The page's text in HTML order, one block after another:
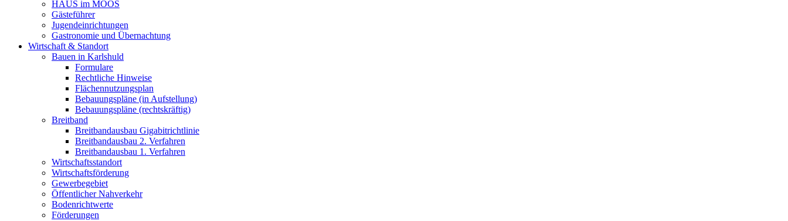
HAUS im MOOS
Gästeführer
Jugendeinrichtungen
Gastronomie und Übernachtung
Wirtschaft & Standort
Bauen in Karlshuld
Formulare
Rechtliche Hinweise
Flächennutzungsplan
Bebauungspläne (in Aufstellung)
Bebauungspläne (rechtskräftig)
Breitband
Breitbandausbau Gigabitrichtlinie
Breitbandausbau 2. Verfahren
Breitbandausbau 1. Verfahren
Wirtschaftsstandort
Wirtschaftsförderung
Gewerbegebiet
Öffentlicher Nahverkehr
Bodenrichtwerte
Förderungen